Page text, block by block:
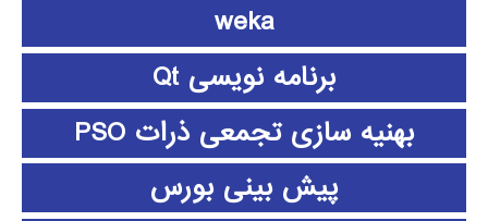
weka
برنامه نویسی Qt
بهنیه سازی تجمعی ذرات PSO
پیش بینی بورس